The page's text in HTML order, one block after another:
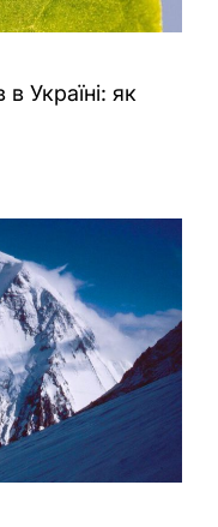
Україні: як